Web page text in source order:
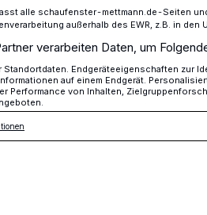
Wut über
über Gelbe Tonnen und
reißt nicht ab. Immer
alle schaufenster-mettmann.de-Seiten
außerhalb des EWR, z.B. in den
verarbeiten Daten, um
Standortdaten. Endgeräteeigenschaften zur
auf einem Endgerät.
Performance von Inhalten,